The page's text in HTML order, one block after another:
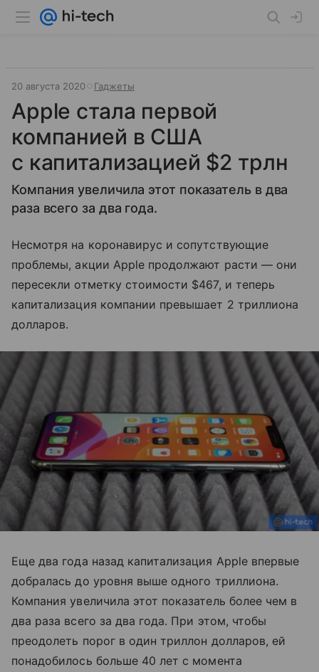
20 августа 2020 Гаджеты
Apple стала первой
компанией в США
с капитализацией $2 трлн
Компания увеличила этот показатель в два
раза всего за два года.
Несмотря на коронавирус и сопутствующие
проблемы, акции Apple продолжают расти — они
пересекли отметку стоимости $467, и теперь
капитализация компании превышает 2 триллиона
долларов.
Еще два года назад капитализация Apple впервые
добралась до уровня выше одного триллиона.
Компания увеличила этот показатель более чем в
два раза всего за два года. При этом, чтобы
преодолеть порог в один триллон долларов, ей
понадобилось больше 40 лет с момента